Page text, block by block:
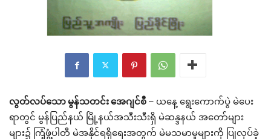
လွတ်လပ်သော မွန်သတင်း အေဂျင်စီ – ယနေ့ ရွေးကောက်ပွဲ မဲပေး
ရာတွင် မွန်ပြည်နယ် မြို့နယ်အသီးသီးရှိ မဲဆန္ဒနယ် အတော်များ
များ၌ ကြံ့ဖွံ့ပါတီ မဲအနိုင်ရရှိရေးအတွက် မဲမသမာမှုများကို ပြုလုပ်ခဲ့